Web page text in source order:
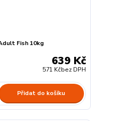
Fish 10kg
639 Kč
571 Kčbez DPH
Přidat do košíku